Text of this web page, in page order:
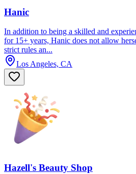
Hanic
In addition to being a skilled and
for 15+ years, Hanic does not allow
strict rules an...
Los Angeles, CA
Hazell's Beauty Shop